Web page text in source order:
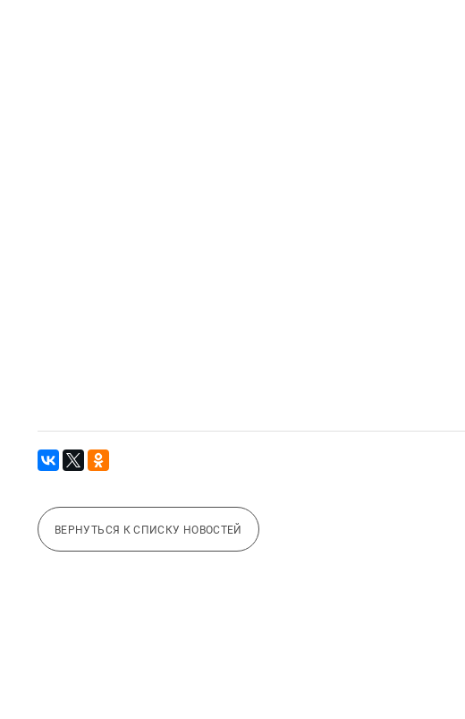
ВЕРНУТЬСЯ К СПИСКУ НОВОСТЕЙ